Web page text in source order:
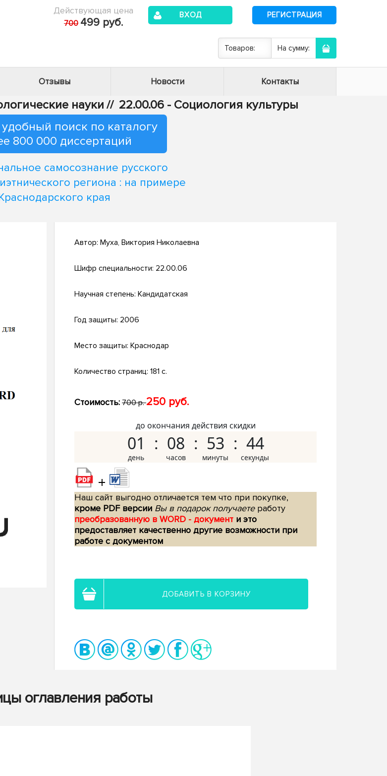
Действующая цена
700 499 руб.
ВХОД РЕГИСТРАЦИЯ
Товаров: На сумму:
Отзывы Новости Контакты
науки // 22.00.06 - Социология культуры
поиск по каталогу
800 000 диссертаций
самосознание русского
региона : на примере
края
Автор: Муха, Виктория Николаевна
Шифр специальности: 22.00.06
Научная степень: Кандидатская
Год защиты: 2006
Место защиты: Краснодар
Количество страниц: 181 с.
Стоимость: 700 р.250 руб.
до окончания действия скидки
01 08 53 43
+
Наш сайт выгодно отличается тем что при покупке,
кроме PDF версии Вы в подарок получаетеработу
преобразованную в WORD - документ и это
предоставляет качественно другие возможности при
работе с документом
ДОБАВИТЬ В КОРЗИНУ
оглавления работы